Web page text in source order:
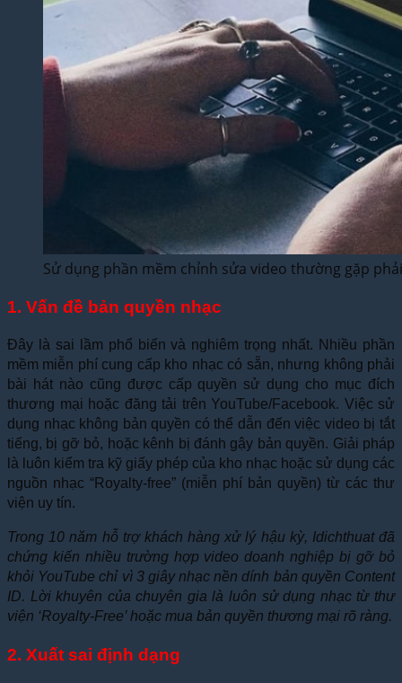
Sử dụng phần mềm chỉnh sửa video thường gặp
1. Vấn đề bản quyền nhạc
Đây là sai lầm phổ biến và nghiêm trọng nhất. Nhiều phần
mềm miễn phí cung cấp kho nhạc có sẵn, nhưng không phải
bài hát nào cũng được cấp quyền sử dụng cho mục đích
thương mại hoặc đăng tải trên YouTube/Facebook. Việc sử
dụng nhạc không bản quyền có thể dẫn đến việc video bị tắt
tiếng, bị gỡ bỏ, hoặc kênh bị đánh gậy bản quyền. Giải pháp
là luôn kiểm tra kỹ giấy phép của kho nhạc hoặc sử dụng các
nguồn nhạc “Royalty-free” (miễn phí bản quyền) từ các thư
viện uy tín.
Trong 10 năm hỗ trợ khách hàng xử lý hậu kỳ, Idichthuat đã
chứng kiến nhiều trường hợp video doanh nghiệp bị gỡ bỏ
khỏi YouTube chỉ vì 3 giây nhạc nền dính bản quyền Content
ID. Lời khuyên của chuyên gia là luôn sử dụng nhạc từ thư
viện ‘Royalty-Free’ hoặc mua bản quyền thương mại rõ ràng.
2. Xuất sai định dạng